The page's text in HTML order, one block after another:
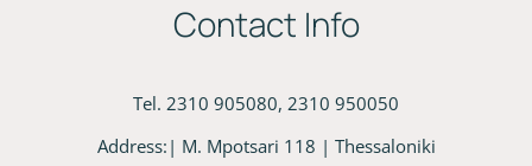
Contact Info
Tel. 2310 905080, 2310 950050
Address:| M. Mpotsari 118 | Thessaloniki